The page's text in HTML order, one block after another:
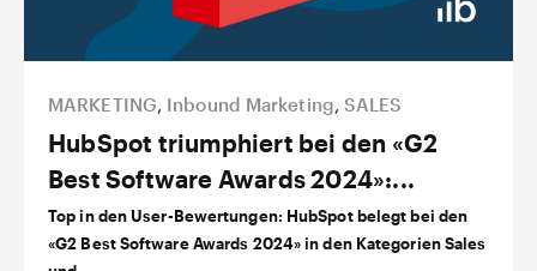
MARKETING Inbound Marketing ,SALES
HubSpot triumphiert bei den «G2
Best Software Awards 2024»:...
Top in den User-Bewertungen: HubSpot belegt bei den
«G2 Best Software Awards 2024» in den Kategorien Sales